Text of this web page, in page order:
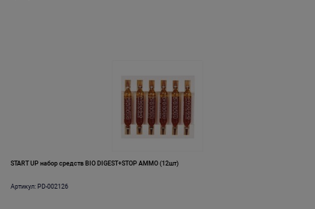
START UP набор средств BIO DIGEST+STOP AMMO (12шт)
Артикул: PD-002126